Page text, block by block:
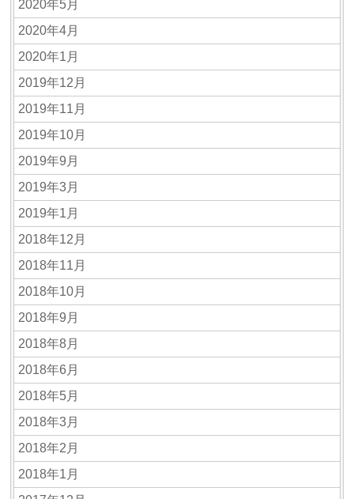
2020年5月
2020年4月
2020年1月
2019年12月
2019年11月
2019年10月
2019年9月
2019年3月
2019年1月
2018年12月
2018年11月
2018年10月
2018年9月
2018年8月
2018年6月
2018年5月
2018年3月
2018年2月
2018年1月